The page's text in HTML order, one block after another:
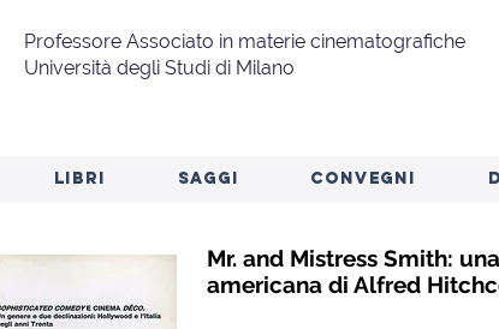
Professore Associato in materie cinematografiche
Università degli Studi di Milano
LIBRI SAGGI CONVEGNI
Mr. and Mistress Smith:
americana di Alfred